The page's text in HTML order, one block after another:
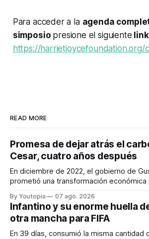
Para acceder a la agenda
simposio presione el siguiente
https://harrietjoycefoundation.org/
READ MORE
Promesa de dejar atrás el
Cesar, cuatro años después
En diciembre de 2022, el gobierno de
prometió una transformación económica
By Youtopia 07 ago. 2026
Infantino y su enorme huella
otra mancha para FIFA
En 39 días, consumió la misma cantidad